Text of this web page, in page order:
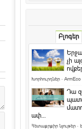
Բլոգեր
չի
Խորհուրդներ · ArmEco
Դա
ափ...
Հետաքրքիր նյութեր ·